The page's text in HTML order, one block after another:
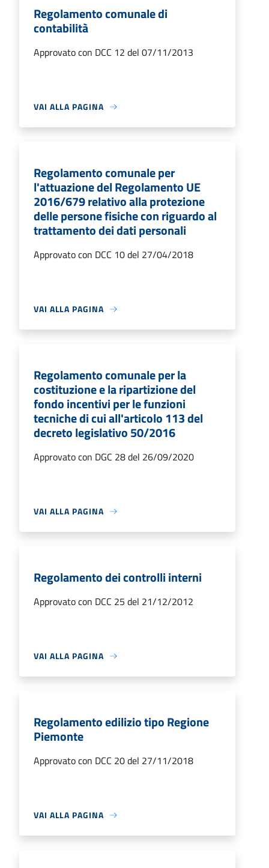
Regolamento comunale di
contabilità
Approvato con DCC 12 del 07/11/2013
VAI ALLA PAGINA
Regolamento comunale per
l'attuazione del Regolamento UE
2016/679 relativo alla protezione
delle persone fisiche con riguardo al
trattamento dei dati personali
Approvato con DCC 10 del 27/04/2018
VAI ALLA PAGINA
Regolamento comunale per la
costituzione e la ripartizione del
fondo incentivi per le funzioni
tecniche di cui all'articolo 113 del
decreto legislativo 50/2016
Approvato con DGC 28 del 26/09/2020
VAI ALLA PAGINA
Regolamento dei controlli interni
Approvato con DCC 25 del 21/12/2012
VAI ALLA PAGINA
Regolamento edilizio tipo Regione
Piemonte
Approvato con DCC 20 del 27/11/2018
VAI ALLA PAGINA